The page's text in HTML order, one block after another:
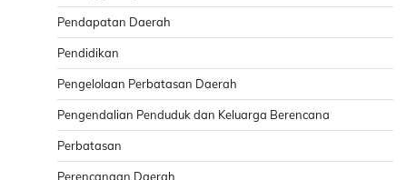
Pendapatan Daerah
Pendidikan
Pengelolaan Perbatasan Daerah
Pengendalian Penduduk dan Keluarga Berencana
Perbatasan
Perencanaan Daerah